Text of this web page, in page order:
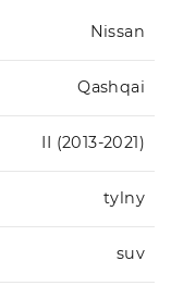
Nissan
Qashqai
II (2013-2021)
tylny
suv